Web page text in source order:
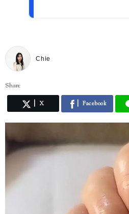
Chie
Share
X Facebook